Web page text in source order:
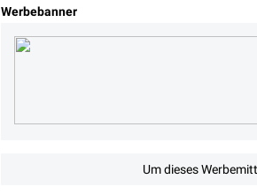
Werbebanner
Um dieses